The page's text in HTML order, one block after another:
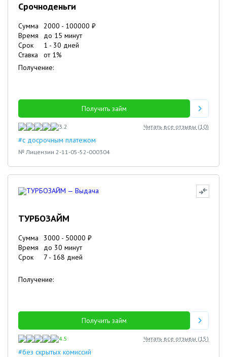
Срочноденьги
Сумма 2000 - 100000 ₽
Время
до 15 минут
Срок
1 - 30 дней
Ставка
от 1%
Получение:
Получить займ
3.2 Читать все отзывы (10)
#с досрочным платежом
№ Лицензии 2-11-05-52-000304
ТУРБОЗАЙМ
Сумма 3000 - 50000 ₽
Время
до 30 минут
Срок
7 - 168 дней
Получение:
Получить займ
4.5 Читать все отзывы (15)
#без скрытых комиссий